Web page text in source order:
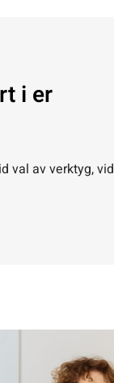
i er
val av verktyg, vid